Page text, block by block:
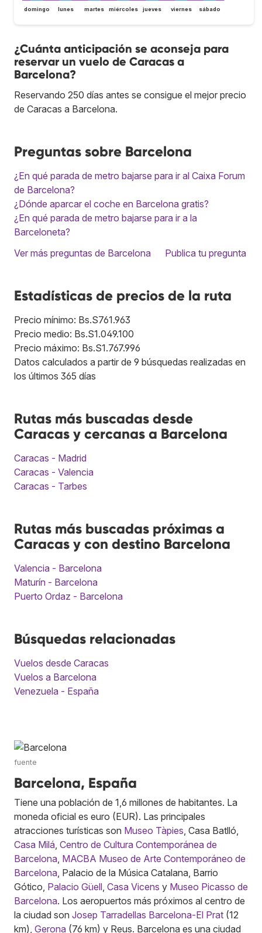
domingo lunes martes miércoles jueves viernes sábado
¿Cuánta anticipación se aconseja para
reservar un vuelo de Caracas a
Barcelona?
Reservando 250 días antes se consigue el mejor precio
de Caracas a Barcelona.
Preguntas sobre Barcelona
¿En qué parada de metro bajarse para ir al Caixa Forum
de Barcelona?
¿Dónde aparcar el coche en Barcelona gratis?
¿En qué parada de metro bajarse para ir a la
Barceloneta?
Ver más preguntas de Barcelona
Publica tu pregunta
Estadísticas de precios de la ruta
Precio mínimo: Bs.S761.963
Precio medio: Bs.S1.049.100
Precio máximo: Bs.S1.767.996
Datos calculados a partir de 9 búsquedas realizadas en
los últimos 365 días
Rutas más buscadas desde
Caracas y cercanas a Barcelona
Caracas - Madrid
Caracas - Valencia
Caracas - Tarbes
Rutas más buscadas próximas a
Caracas y con destino Barcelona
Valencia - Barcelona
Maturín - Barcelona
Puerto Ordaz - Barcelona
Búsquedas relacionadas
Vuelos desde Caracas
Vuelos a Barcelona
Venezuela - España
fuente
Barcelona, España
Tiene una población de 1,6 millones de habitantes. La
moneda oficial es euro (EUR). Las principales
atracciones turísticas son Museo Tàpies , Casa Batlló,
Casa Milá Centro de Cultura Contemporánea de
Barcelona MACBA Museo de Arte Contemporáneo de
Barcelona , Palacio de la Música Catalana, Barrio
Gótico, Palacio Güell Casa Vicens y Museo Picasso de
Barcelona. Los aeropuertos más próximos al centro de
la ciudad son Josep Tarradellas Barcelona-El Prat (12
km), Gerona (76 km) y Reus. Barcelona es una ciudad